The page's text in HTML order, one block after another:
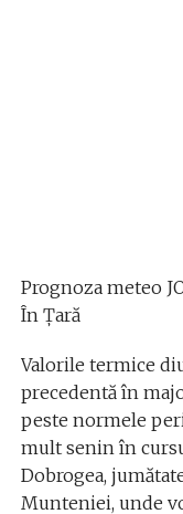
Prognoza meteo
În Țară
Valorile termice
precedentă în
peste normele
mult senin în
Dobrogea,
Munteniei, unde